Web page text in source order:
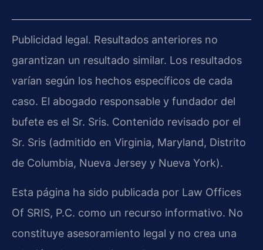
Publicidad legal. Resultados anteriores no
garantizan un resultado similar. Los resultados
varían según los hechos específicos de cada
caso. El abogado responsable y fundador del
bufete es el Sr. Sris. Contenido revisado por el
Sr. Sris (admitido en Virginia, Maryland, Distrito
de Columbia, Nueva Jersey y Nueva York).
Esta página ha sido publicada por Law Offices
Of SRIS, P.C. como un recurso informativo. No
constituye asesoramiento legal y no crea una